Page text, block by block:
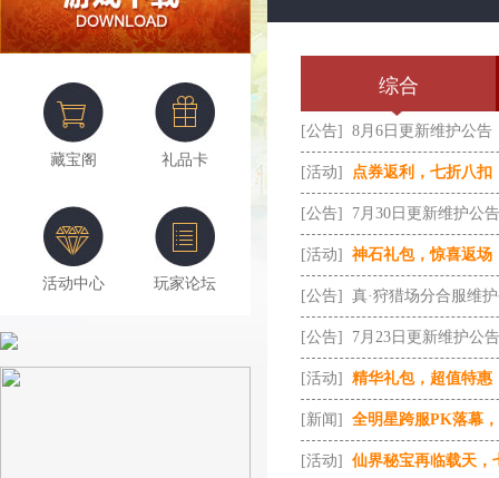
藏宝阁 礼品卡
活动中心 玩家论坛
综合
[公告] 8月6日更新维护公告
[活动] 点券返利，七折八扣
[公告] 7月30日更新维护公告
[活动] 神石礼包，惊喜返场
[公告] 真·狩猎场分合服维
[公告] 7月23日更新维护公告
[活动] 精华礼包，超值特惠
[新闻] 全明星跨服PK落幕
[活动] 仙界秘宝再临载天，